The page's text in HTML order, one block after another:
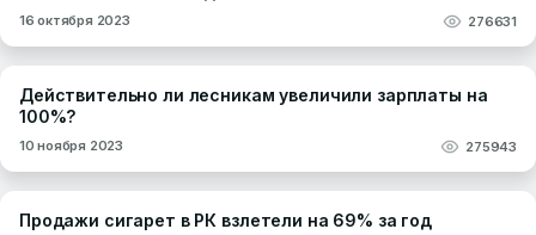
16 октября 2023 276631
Действительно ли лесникам увеличили зарплаты на
100%?
10 ноября 2023 275943
Продажи сигарет в РК взлетели на 69% за год